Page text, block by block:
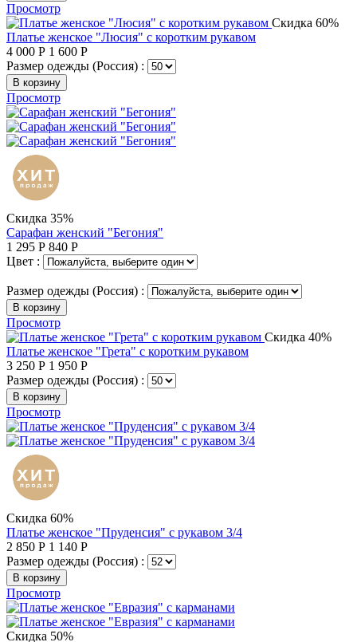
Просмотр
Скидка 60%
Платье женское "Люсия" с коротким рукавом
4 000 Р 1 600 Р
Размер одежды (Россия) :
В корзину
Просмотр
Скидка 35%
Сарафан женский "Бегония"
1 295 Р 840 Р
Цвет :
Размер одежды (Россия) :
В корзину
Просмотр
Скидка 40%
Платье женское "Грета" с коротким рукавом
3 250 Р 1 950 Р
Размер одежды (Россия) :
В корзину
Просмотр
Скидка 60%
Платье женское "Пруденсия" с рукавом 3/4
2 850 Р 1 140 Р
Размер одежды (Россия) :
В корзину
Просмотр
Скидка 50%